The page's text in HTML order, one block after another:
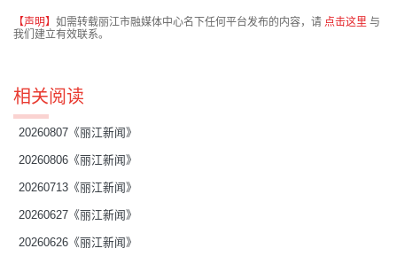
【声明】 如需转载丽江市融媒体中心名下任何平台发布的内容，请 点击这里 与
我们建立有效联系。
相关阅读
20260807《丽江新闻》
20260806《丽江新闻》
20260713《丽江新闻》
20260627《丽江新闻》
20260626《丽江新闻》